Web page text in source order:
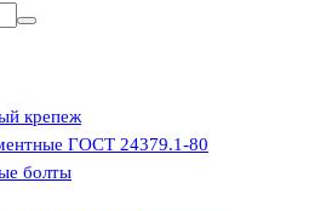
крепеж
ГОСТ 24379.1-80
болты